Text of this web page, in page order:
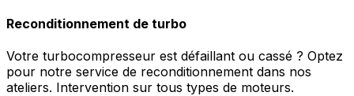
Reconditionnement de turbo
Votre turbocompresseur est défaillant ou cassé ? Optez
pour notre service de reconditionnement dans nos
ateliers. Intervention sur tous types de moteurs.